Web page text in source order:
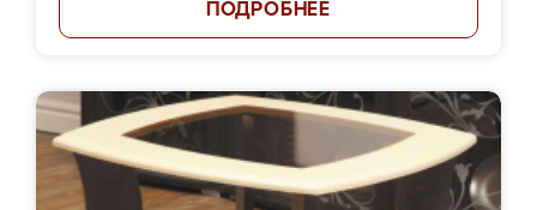
ПОДРОБНЕЕ